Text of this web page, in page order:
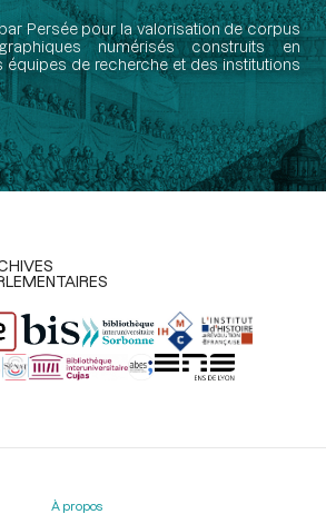
Persée pour la valorisation de corpus
numérisés construits en
équipes de recherche et des institutions
À propos